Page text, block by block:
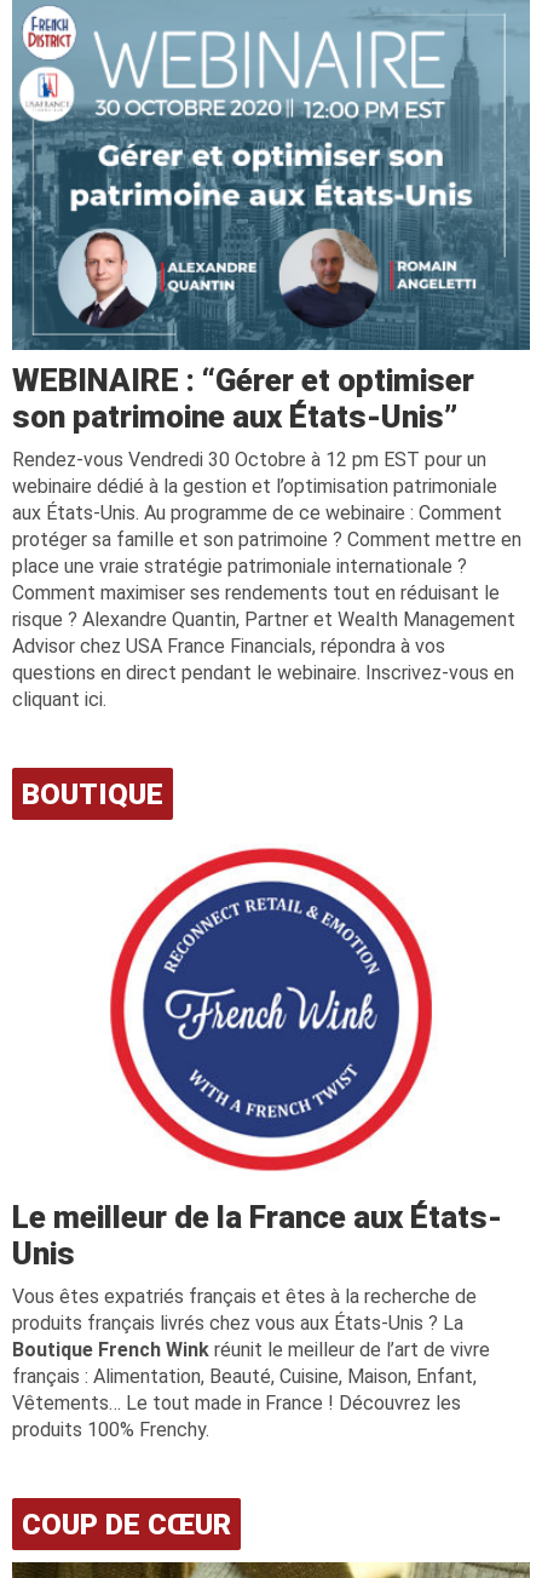
WEBINAIRE : “Gérer et optimiser
son patrimoine aux États-Unis”
Rendez-vous Vendredi 30 Octobre à 12 pm EST pour un
webinaire dédié à la gestion et l’optimisation patrimoniale
aux États-Unis. Au programme de ce webinaire : Comment
protéger sa famille et son patrimoine ? Comment mettre en
place une vraie stratégie patrimoniale internationale ?
Comment maximiser ses rendements tout en réduisant le
risque ? Alexandre Quantin, Partner et Wealth Management
Advisor chez USA France Financials, répondra à vos
questions en direct pendant le webinaire. Inscrivez-vous en
cliquant ici.
BOUTIQUE
Le meilleur de la France aux États-
Unis
Vous êtes expatriés français et êtes à la recherche de
produits français livrés chez vous aux États-Unis ? La
Boutique French Wink réunit le meilleur de l’art de vivre
français : Alimentation, Beauté, Cuisine, Maison, Enfant,
Vêtements… Le tout made in France ! Découvrez les
produits 100% Frenchy.
COUP DE CŒUR